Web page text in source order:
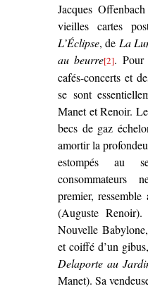
Jacques
vieilles cartes
L’Éclipse, de La
au beurre[2]. Pour
cafés-concerts et
se sont
Manet et Renoir.
becs de gaz
amortir la
estompés au
consommateurs
premier, ressemble
(Auguste
Nouvelle
et coiffé d’un
Delaporte au
Manet). Sa